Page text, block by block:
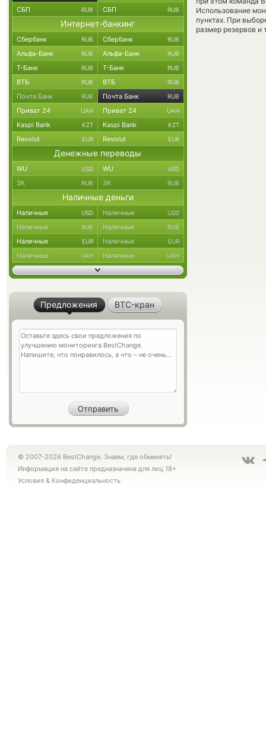
Использование
пунктах. При
размер резервов и
СБП RUB СБП RUB
Интернет-банкинг
Сбербанк RUB Сбербанк RUB
Альфа-Банк RUB Альфа-Банк RUB
Т-Банк RUB Т-Банк RUB
ВТБ RUB ВТБ RUB
Почта Банк RUB Почта Банк RUB
Приват 24 UAH Приват 24 UAH
Kaspi Bank KZT Kaspi Bank KZT
Revolut EUR Revolut EUR
Денежные переводы
WU USD WU USD
ЗК RUB ЗК RUB
Наличные деньги
Наличные USD Наличные USD
Наличные RUB Наличные RUB
Наличные EUR Наличные EUR
Наличные UAH Наличные UAH
Предложения BTC-кран
© 2007-2026 BestChange. Знаем, где обменять!
Информация на сайте предназначена для лиц 18+
Условия & Конфиденциальность